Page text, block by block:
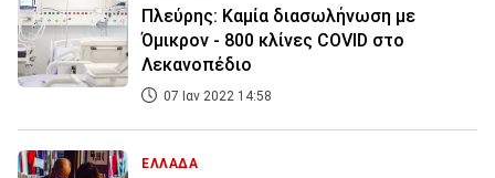
Πλεύρης: Καμία διασωλήνωση με
Όμικρον - 800 κλίνες COVID στο
Λεκανοπέδιο
07 Ιαν 2022 14:58
ΕΛΛΑΔΑ